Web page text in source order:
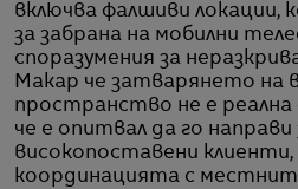
включва фалшиви локации,
за забрана на мобилни
споразумения за
Макар че затварянето на
пространство не е реална
че е опитвал да го
високопоставени
координацията с